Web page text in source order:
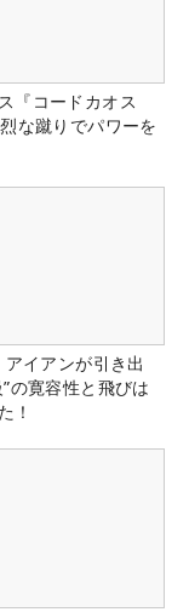
『コードカオス
な蹴りでパワーを
アイアンが引き出
の寛容性と飛びは
！